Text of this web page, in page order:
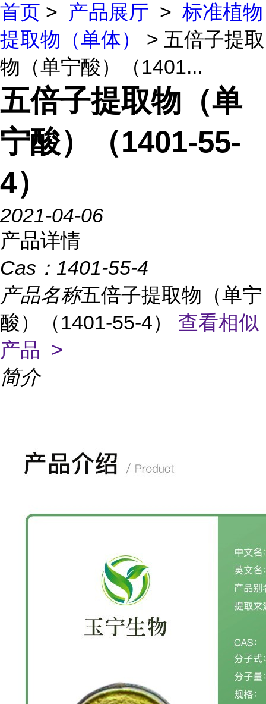
首页 > 产品展厅 > 标准植物
提取物（单体）
> 五倍子提取
物（单宁酸）（1401...
五倍子提取物（单
宁酸）（1401-55-
4）
2021-04-06
产品详情
Cas： 1401-55-4
产品名称五倍子提取物（单宁
酸）（1401-55-4） 查看相似
产品 >
简介